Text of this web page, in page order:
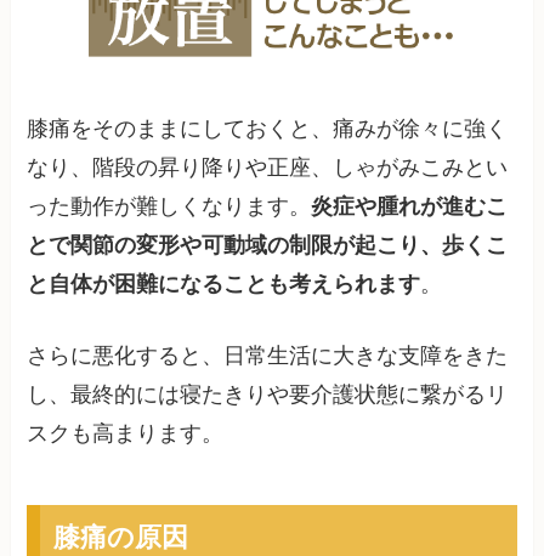
膝痛をそのままにしておくと、痛みが徐々に強く
なり、階段の昇り降りや正座、しゃがみこみとい
った動作が難しくなります。炎症や腫れが進むこ
とで関節の変形や可動域の制限が起こり、歩くこ
と自体が困難になることも考えられます。
さらに悪化すると、日常生活に大きな支障をきた
し、最終的には寝たきりや要介護状態に繋がるリ
スクも高まります。
膝痛の原因